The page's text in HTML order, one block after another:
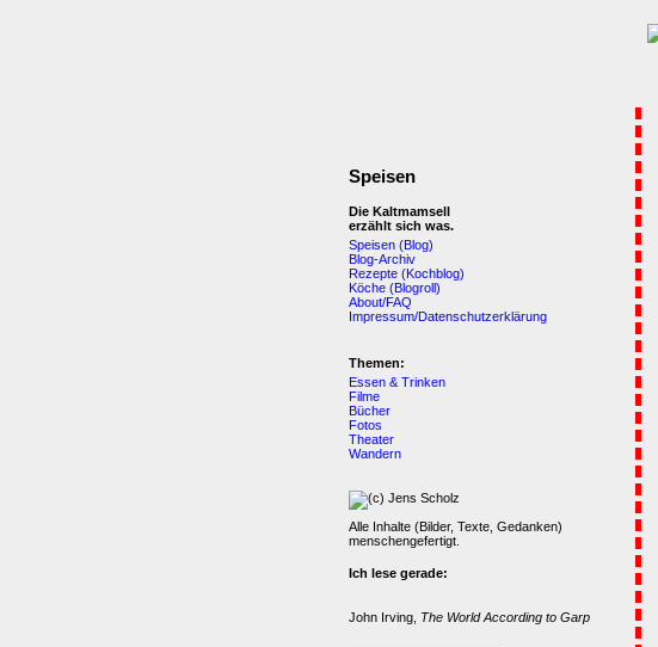
Speisen
Die Kaltmamsell
erzählt sich was.
Speisen (Blog)
Blog-Archiv
Rezepte (Kochblog)
Köche (Blogroll)
About/FAQ
Impressum/Datenschutzerklärung
Themen:
Essen & Trinken
Filme
Bücher
Fotos
Theater
Wandern
Alle Inhalte (Bilder, Texte, Gedanken)
menschengefertigt.
Ich lese gerade:
John Irving, The World According to Garp